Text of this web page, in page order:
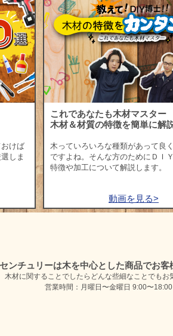
けば
しま
これであなたも木材マスター
木材＆材質の特徴を簡単に解
木っていろいろな種類があって良
ですよね。そんな方のためにＤＩ
特徴や加工について解説します。
動画を見る>
ンチュリーは木を中心とした商品でお客
木材に関することでしたらどんな些細なことでも お
営業時間：月曜日〜金曜日 9:00〜